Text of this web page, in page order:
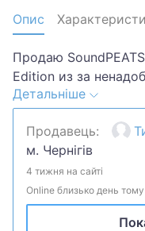
Опис
Продаю
Edition из за
Они просто в
подарили где-то
пользовался
Звук в них просто
фирменному
Детальніше
Продавець:
м. Чернігів
4 тижня на сайті
Online близько день тому